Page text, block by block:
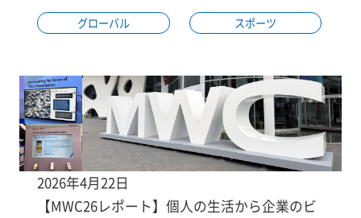
グローバル スポーツ
2026年4月22日
【MWC26レポート】個人の生活から企業のビ